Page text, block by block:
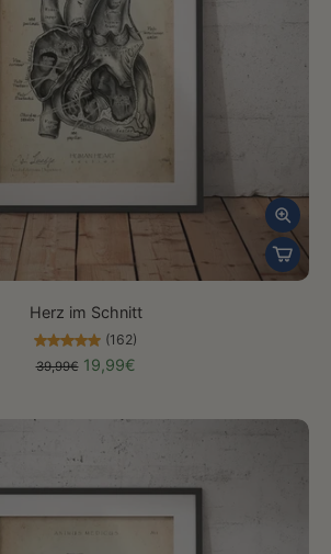
Herz im Schnitt
(162)
39,99€ 19,99€